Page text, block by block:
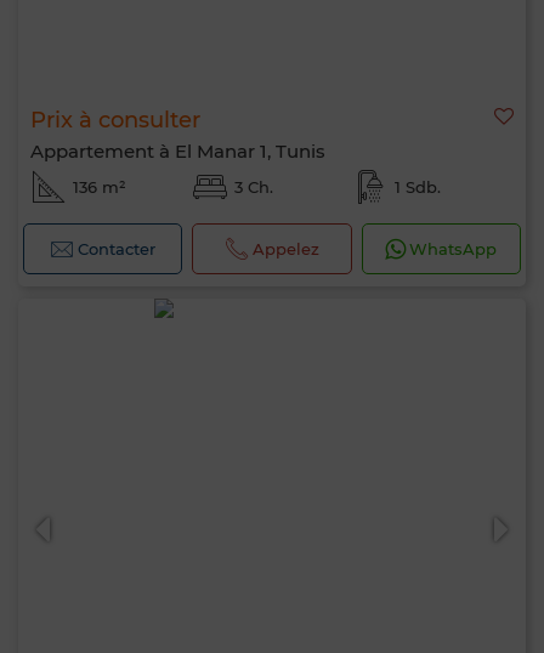
Prix à consulter
Appartement à El Manar 1, Tunis
136 m² 3 Ch. 1 Sdb.
Contacter Appelez WhatsApp